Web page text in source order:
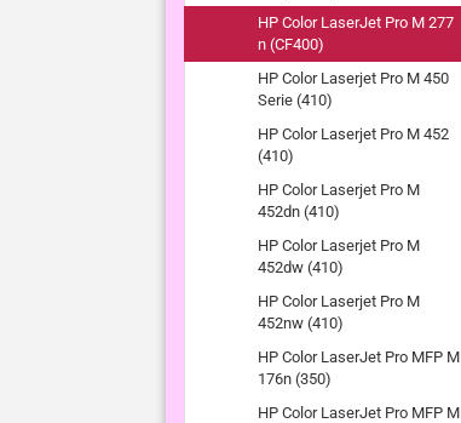
HP Color LaserJet Pro M 277
n (CF400)
HP Color Laserjet Pro M 450
Serie (410)
HP Color Laserjet Pro M 452
(410)
HP Color Laserjet Pro M
452dn (410)
HP Color Laserjet Pro M
452dw (410)
HP Color Laserjet Pro M
452nw (410)
HP Color LaserJet Pro MFP M
176n (350)
HP Color LaserJet Pro MFP M